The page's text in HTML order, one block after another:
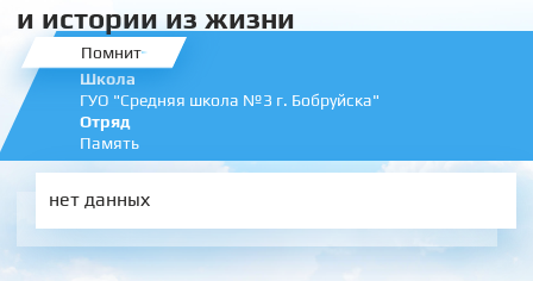
и истории из жизни
Помнит
Школа
ГУО "Средняя школа №3 г. Бобруйска"
Отряд
Память
нет данных